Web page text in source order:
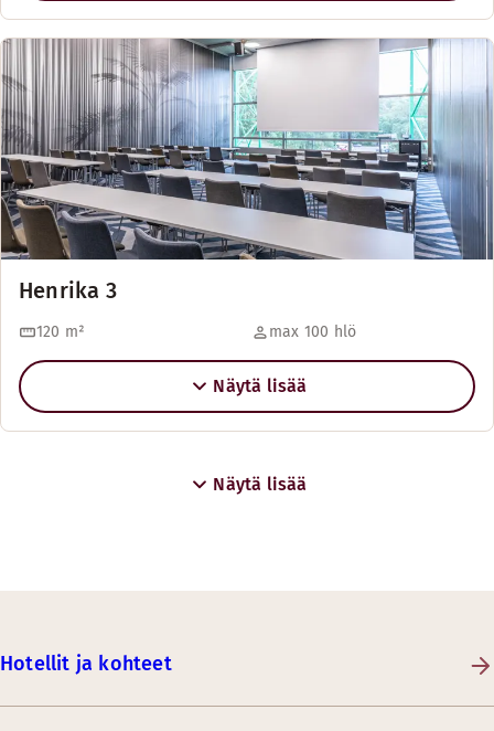
Henrika 3
120 m² max 100 hlö
Näytä lisää
Näytä lisää
Hotellit ja kohteet